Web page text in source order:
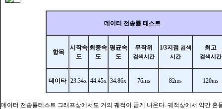
데이터 전송률 테스트
항목
시작속
도
최종속
도
평균속
도
무작위
검색시간
1/3지점 검색
시간
최고
검색시간
데이타 23.34x 44.45x 34.86x 76ms 82ms 120ms
데이터 전송률테스트 그래프상에서도 거의 궤적이 곧게 나온다. 궤적상에서 약간 흔